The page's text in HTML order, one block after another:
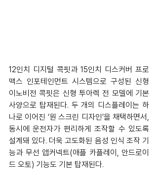
12인치 디지털 콕핏과 15인치 디스커버 프로
맥스 인포테인먼트 시스템으로 구성된 신형
이노비전 콕핏은 신형 투아렉 전 모델에 기본
사양으로 탑재된다. 두 개의 디스플레이는 하
나로 이어진 ‘원 스크린 디자인’을 채택하면서,
동시에 운전자가 편리하게 조작할 수 있도록
설계돼 있다. 더욱 고도화된 음성 인식 조작 기
능과 무선 앱커넥트(애플 카플레이, 안드로이
드 오토) 기능도 기본 탑재된다.